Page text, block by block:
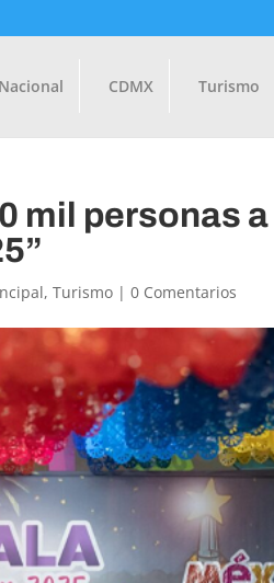
Nacional CDMX Turismo
mil personas a
,Turismo |0 Comentarios